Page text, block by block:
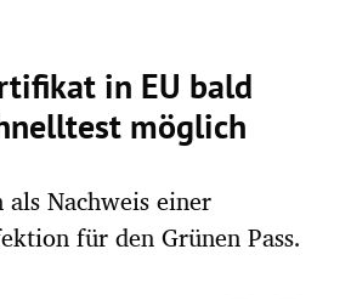
in EU bald
möglich
Nachweis einer
für den Grünen Pass.